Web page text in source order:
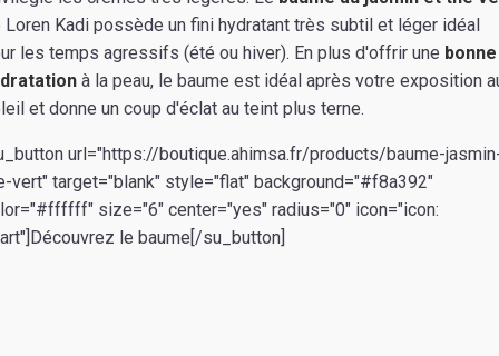
Loren Kadi possède un fini hydratant très subtil et léger idéal
les temps agressifs (été ou hiver). En plus d'offrir une bonne
à la peau, le baume est idéal après votre exposition
et donne un coup d'éclat au teint plus terne.
url="https://boutique.ahimsa.fr/products/baume-
vert" target="blank" style="flat" background="#f8a392"
size="6" center="yes" radius="0" icon="icon:
le baume[/su_button]